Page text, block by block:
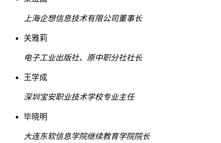
上海企想信息技术有限公司董事长
关雅莉
电子工业出版社、原中职分社社长
王学成
深圳宝安职业技术学校专业主任
毕晓明
大连东软信息学院继续教育学院院长